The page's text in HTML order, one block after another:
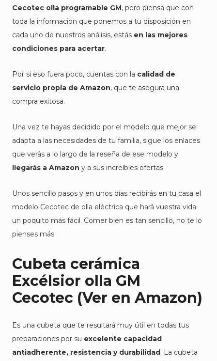
Cecotec olla programable GM, pero piensa que con
toda la información que ponemos a tu disposición en
cada uno de nuestros análisis, estás en las mejores
condiciones para acertar.
Por si eso fuera poco, cuentas con la calidad de
servicio propia de Amazon, que te asegura una
compra exitosa.
Una vez te hayas decidido por el modelo que mejor se
adapta a las necesidades de tu familia, sigue los enlaces
que verás a lo largo de la reseña de ese modelo y
llegarás a Amazon y a sus increíbles ofertas.
Unos sencillo pasos y en unos días recibirás en tu casa el
modelo Cecotec de olla eléctrica que hará vuestra vida
un poquito más fácil. Comer bien es tan sencillo, no te lo
pienses más.
Cubeta cerámica
Excélsior olla GM
Cecotec (Ver en Amazon)
Es una cubeta que te resultará muy útil en todas tus
preparaciones por su excelente capacidad
antiadherente, resistencia y durabilidad. La cubeta